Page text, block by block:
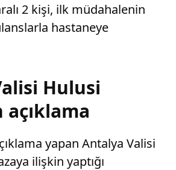
2 kişi, ilk müdahalenin
hastaneye
Hulusi
açıklama
yapan Antalya Valisi
ilişkin yaptığı